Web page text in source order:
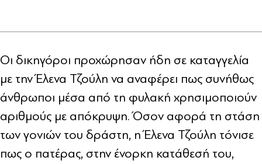
Οι δικηγόροι προχώρησαν ήδη σε καταγγελία
με την Έλενα Τζούλη να αναφέρει πως συνήθως
άνθρωποι μέσα από τη φυλακή χρησιμοποιούν
αριθμούς με απόκρυψη. Όσον αφορά τη στάση
των γονιών του δράστη, η Έλενα Τζούλη τόνισε
πως ο πατέρας, στην ένορκη κατάθεσή του,